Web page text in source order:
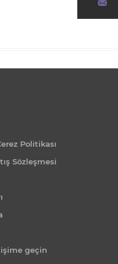
Politikası
Sözleşmesi
geçin